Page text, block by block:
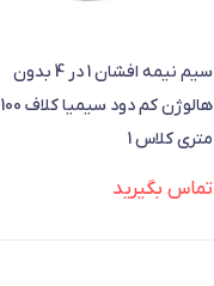
سیم نیمه افشان 1 در 4 بدون
هالوژن کم دود سیمیا کلاف 100
متری کلاس 1
تماس بگیرید